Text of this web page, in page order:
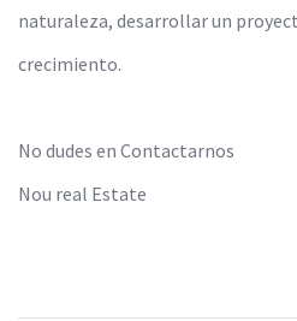
naturaleza, desarrollar un
crecimiento.
No dudes en Contactarnos
Nou real Estate